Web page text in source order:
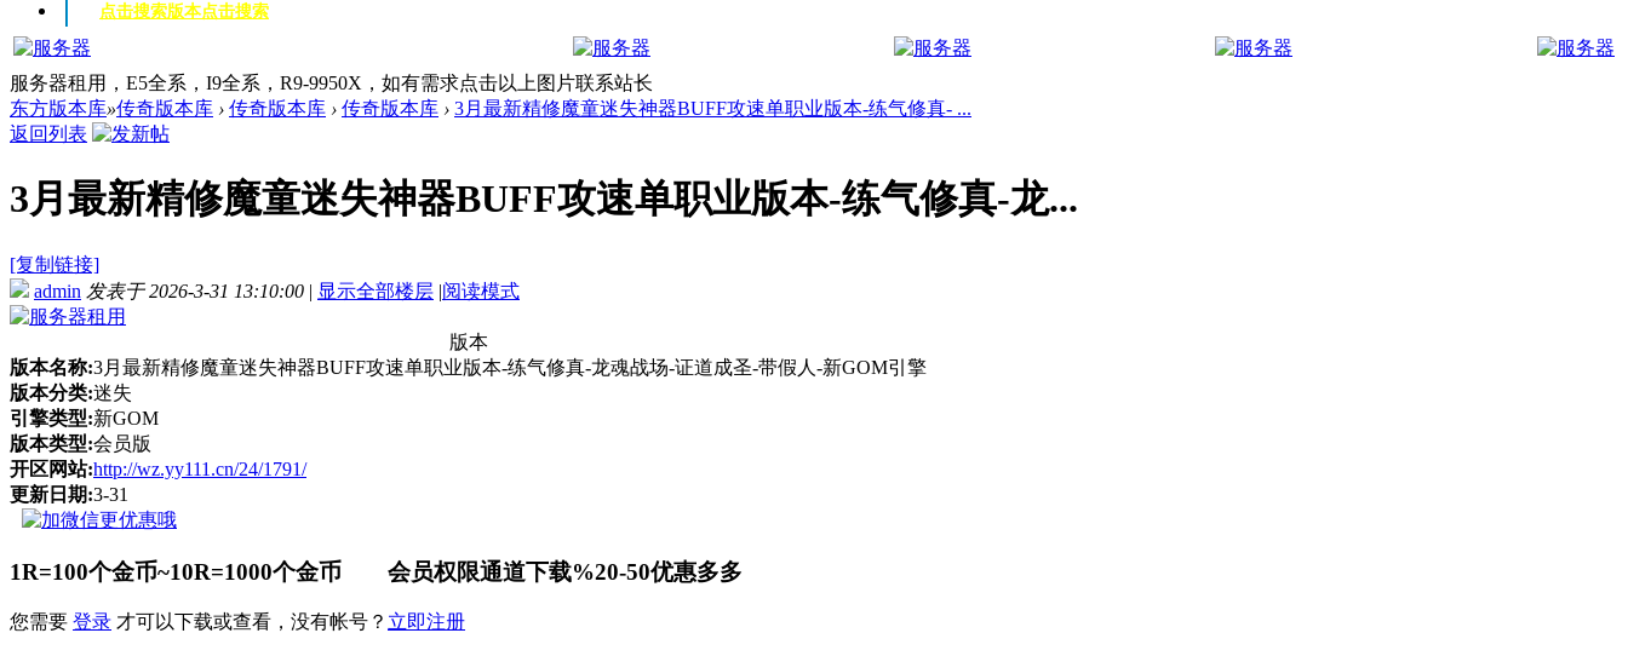
点击搜索版本点击搜索
服务器租用，E5全系，I9全系，R9-9950X，如有需求点击以上图片联系站长
东方版本库»传奇版本库 › 传奇版本库 › 传奇版本库 › 3月最新精修魔童迷失神器BUFF攻速单职业版本-练气修真- ...
返回列表
3月最新精修魔童迷失神器BUFF攻速单职业版本-练气修真-龙...
[复制链接]
admin 发表于 2026-3-31 13:10:00 | 显示全部楼层 |阅读模式
版本
版本名称:3月最新精修魔童迷失神器BUFF攻速单职业版本-练气修真-龙魂战场-证道成圣-带假人-新GOM引擎
版本分类:迷失
引擎类型:新GOM
版本类型:会员版
开区网站:http://wz.yy111.cn/24/1791/
更新日期:3-31
1R=100个金币~10R=1000个金币 会员权限通道下载%20-50优惠多多
您需要 登录 才可以下载或查看，没有帐号？ 立即注册